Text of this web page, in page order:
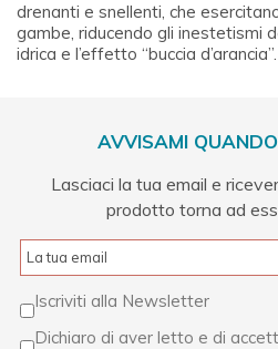
drenanti e snellenti, che
gambe, riducendo gli inestetismi
idrica e l’effetto “buccia d’arancia”.
AVVISAMI
Lasciaci la tua email e
prodotto torna ad
Iscriviti alla Newsletter
Dichiaro di aver letto e di